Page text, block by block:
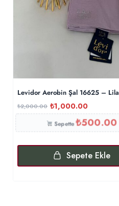
Levidor Aerobin Şal 16625 – Lila
₺2,000.00 ₺1,000.00
Sepette₺500.00
Sepete Ekle